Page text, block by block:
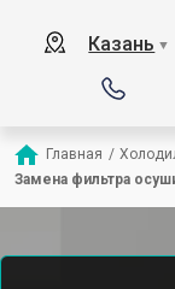
Казань ▼
Главная /
Замена фильтра